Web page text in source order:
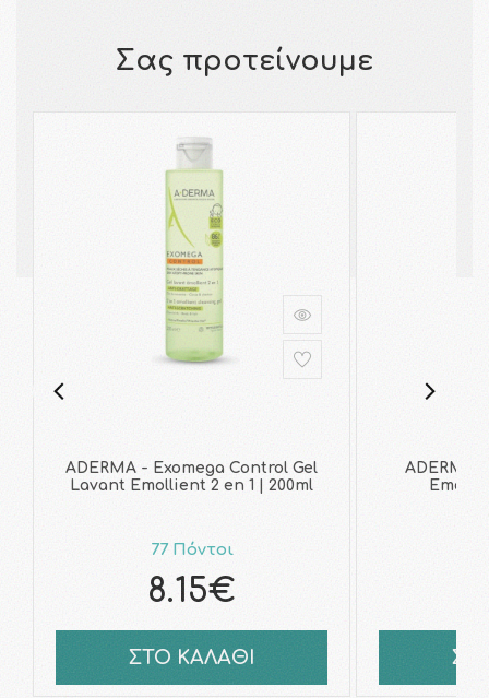
Σας προτείνουμε
ADERMA - Exomega Control Gel
Lavant Emollient 2 en 1 | 200ml
77 Πόντοι
8.15€
ΣΤΟ ΚΑΛΑΘΙ
ADERMA